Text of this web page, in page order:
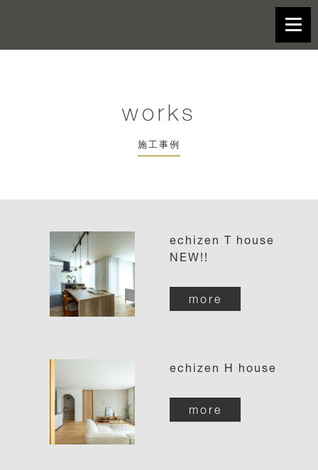
works
施工事例
echizen T house
NEW!!
more
echizen H house
more